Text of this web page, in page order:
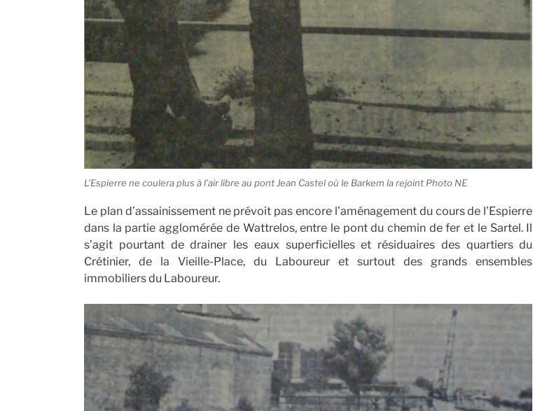
L’Espierre ne coulera plus à l’air libre au pont Jean Castel où le Barkem la rejoint Photo NE
Le plan d’assainissement ne prévoit pas encore l’aménagement du cours de l’Espierre
dans la partie agglomérée de Wattrelos, entre le pont du chemin de fer et le Sartel. Il
s’agit pourtant de drainer les eaux superficielles et résiduaires des quartiers du
Crétinier, de la Vieille-Place, du Laboureur et surtout des grands ensembles
immobiliers du Laboureur.